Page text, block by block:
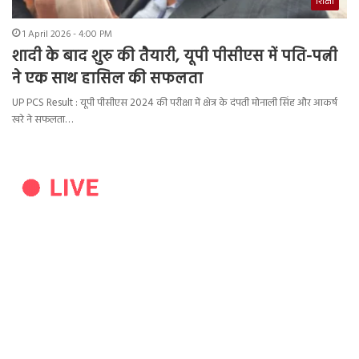
1 April 2026 - 4:00 PM
शादी के बाद शुरु की तैयारी, यूपी पीसीएस में पति-पत्नी
ने एक साथ हासिल की सफलता
UP PCS Result : यूपी पीसीएस 2024 की परीक्षा में क्षेत्र के दंपती मोनाली सिंह और आकर्ष
खरे ने सफलता…